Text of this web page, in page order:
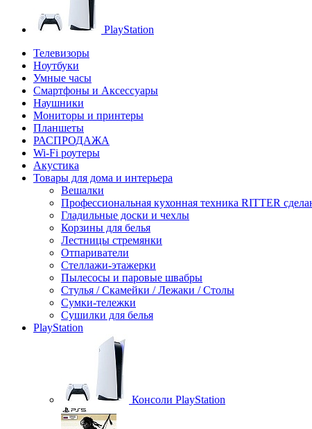
PlayStation
Телевизоры
Ноутбуки
Умные часы
Смартфоны и Аксессуары
Наушники
Мониторы и принтеры
Планшеты
РАСПРОДАЖА
Wi-Fi роутеры
Акустика
Товары для дома и интерьера
Вешалки
Профессиональная кухонная техника RITTER
Гладильные доски и чехлы
Корзины для белья
Лестницы стремянки
Отпариватели
Стеллажи-этажерки
Пылесосы и паровые швабры
Стулья / Скамейки / Лежаки / Столы
Сумки-тележки
Сушилки для белья
PlayStation
Консоли PlayStation